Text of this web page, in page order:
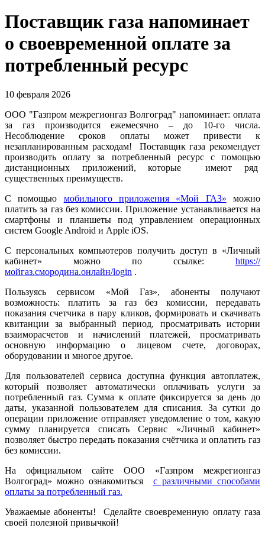
Поставщик газа напоминает
о своевременной оплате за
потребленный ресурс
10 февраля 2026
ООО "Газпром межрегионгаз Волгоград" напоминает: оплата
за газ производится ежемесячно – до 10-го числа.
Несоблюдение сроков оплаты может привести к
незапланированным расходам! Поставщик газа рекомендует
производить оплату за потребленный ресурс с помощью
дистанционных приложений, которые имеют ряд
существенных преимуществ.
С помощью мобильного приложения «Мой ГАЗ» можно
платить за газ без комиссии. Приложение устанавливается на
смартфоны и планшеты под управлением операционных
систем Google Android и Apple iOS.
С персональных компьютеров получить доступ в «Личный
кабинет» можно по ссылке: https://
мойгаз.смородина.онлайн/login .
Пользуясь сервисом «Мой Газ», абоненты получают
возможность: платить за газ без комиссии, передавать
показания счетчика в пару кликов, формировать и скачивать
квитанции за выбранный период, просматривать истории
взаиморасчетов и начислений платежей, просматривать
основную информацию о лицевом счете, договорах,
оборудовании и многое другое.
Для пользователей сервиса доступна функция автоплатеж,
который позволяет автоматически оплачивать услуги за
потребленный газ. Сумма к оплате фиксируется за день до
даты, указанной пользователем для списания. За сутки до
операции приложение отправляет уведомление о том, какую
сумму планируется списать Сервис «Личный кабинет»
позволяет быстро передать показания счётчика и оплатить газ
без комиссии.
На официальном сайте ООО «Газпром межрегионгаз
Волгоград» можно ознакомиться с различными способами
оплаты за потребленный газ.
Уважаемые абоненты! Сделайте своевременную оплату газа
своей полезной привычкой!